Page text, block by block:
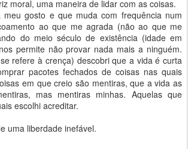
moral, uma maneira de lidar com as coisas.
gosto e que muda com frequência num
ao que me agrada (não ao que me
do meio século de existência (idade em
permite não provar nada mais a ninguém.
refere à crença) descobri que a vida é curta
pacotes fechados de coisas nas quais
em que creio são mentiras, que a vida as
mas mentiras minhas. Aquelas que
escolhi acreditar.
uma liberdade inefável.